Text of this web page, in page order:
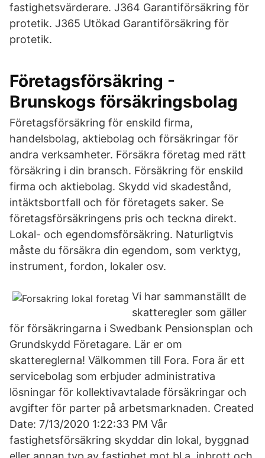
fastighetsvärderare. J364 Garantiförsäkring för
protetik. J365 Utökad Garantiförsäkring för
protetik.
Företagsförsäkring -
Brunskogs försäkringsbolag
Företagsförsäkring för enskild firma,
handelsbolag, aktiebolag och försäkringar för
andra verksamheter. Försäkra företag med rätt
försäkring i din bransch. Försäkring för enskild
firma och aktiebolag. Skydd vid skadestånd,
intäktsbortfall och för företagets saker. Se
företagsförsäkringens pris och teckna direkt.
Lokal- och egendomsförsäkring. Naturligtvis
måste du försäkra din egendom, som verktyg,
instrument, fordon, lokaler osv.
Vi har sammanställt de
skatteregler som gäller
för försäkringarna i Swedbank Pensionsplan och
Grundskydd Företagare. Lär er om
skattereglerna! Välkommen till Fora. Fora är ett
servicebolag som erbjuder administrativa
lösningar för kollektivavtalade försäkringar och
avgifter för parter på arbetsmarknaden. Created
Date: 7/13/2020 1:22:33 PM Vår
fastighetsförsäkring skyddar din lokal, byggnad